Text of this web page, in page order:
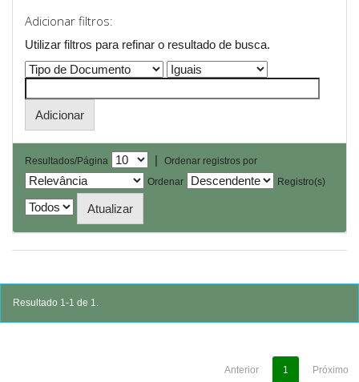
Adicionar filtros:
Utilizar filtros para refinar o resultado de busca.
Resultados/Página |
Ordenar registros por
Ordenar
Registro(s)
Resultado 1-1 de 1.
Anterior 1 Próximo